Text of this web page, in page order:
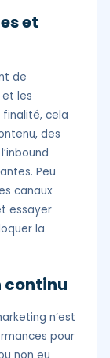
et
de
les
cela
des
Peu
canaux
essayer
la
continu
n’est
pour